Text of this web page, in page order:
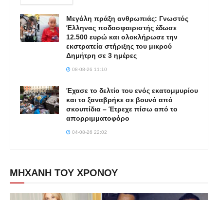
Μεγάλη πράξη ανθρωπιάς: Γνωστός
Έλληνας ποδοσφαιριστής έδωσε
12.500 ευρώ και ολοκλήρωσε την
εκστρατεία στήριξης του μικρού
Δημήτρη σε 3 ημέρες
08-08-26 11:10
Έχασε το δελτίο του ενός εκατομμυρίου
και το ξαναβρήκε σε βουνό από
σκουπίδια – Έτρεχε πίσω από το
απορριμματοφόρο
04-08-26 22:02
ΜΗΧΑΝΗ ΤΟΥ ΧΡΟΝΟΥ